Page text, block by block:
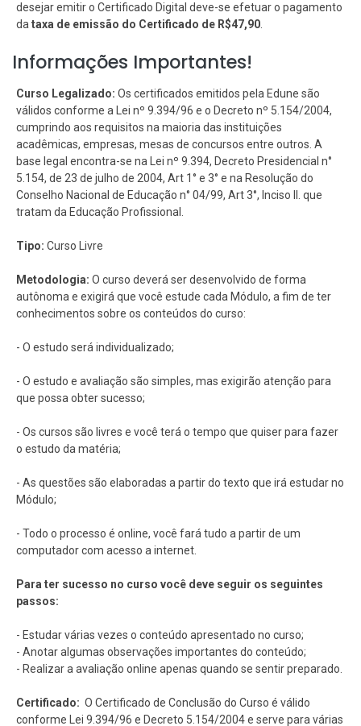
desejar emitir o Certificado Digital deve-se efetuar o pagamento
da taxa de emissão do Certificado de R$47,90
Informações Importantes!
Curso Legalizado: Os certificados emitidos pela Edune são
válidos conforme a Lei nº 9.394/96 e o Decreto nº 5.154/2004,
cumprindo aos requisitos na maioria das instituições
acadêmicas, empresas, mesas de concursos entre outros. A
base legal encontra-se na Lei nº 9.394, Decreto Presidencial n°
5.154, de 23 de julho de 2004, Art 1° e 3° e na Resolução do
Conselho Nacional de Educação n° 04/99, Art 3°, Inciso II. que
tratam da Educação Profissional.
Tipo: Curso Livre
Metodologia: O curso deverá ser desenvolvido de forma
autônoma e exigirá que você estude cada Módulo, a fim de ter
conhecimentos sobre os conteúdos do curso:
- O estudo será individualizado;
- O estudo e avaliação são simples, mas exigirão atenção para
que possa obter sucesso;
- Os cursos são livres e você terá o tempo que quiser para fazer
o estudo da matéria;
- As questões são elaboradas a partir do texto que irá estudar no
Módulo;
- Todo o processo é online, você fará tudo a partir de um
computador com acesso a internet.
Para ter sucesso no curso você deve seguir os seguintes
passos:
- Estudar várias vezes o conteúdo apresentado no curso;
- Anotar algumas observações importantes do conteúdo;
- Realizar a avaliação online apenas quando se sentir preparado.
Certificado: O Certificado de Conclusão do Curso é válido
conforme Lei 9.394/96 e Decreto 5.154/2004 e serve para várias